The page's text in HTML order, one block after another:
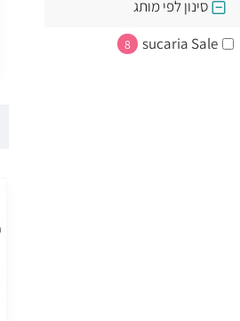
סינון לפי מותג
sucaria Sale
8